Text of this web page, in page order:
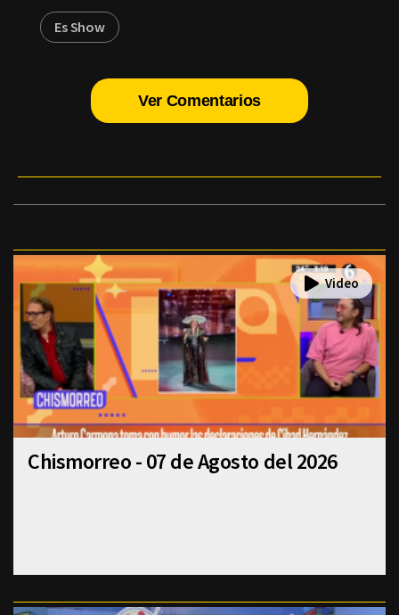
Es Show
Ver Comentarios
Chismorreo - 07 de Agosto del 2026